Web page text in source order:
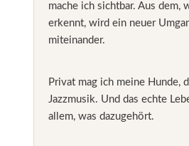
mache ich sichtbar. Aus dem,
erkennt, wird ein neuer
miteinander.
Privat mag ich meine Hunde,
Jazzmusik. Und das echte
allem, was dazugehört.